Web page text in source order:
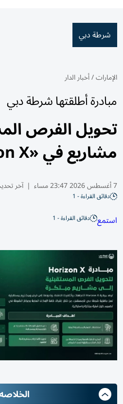
شرطة دبي
الإمارات/أخبار الدار
مبادرة أطلقتها شرطة دبي
تحويل الفرص
مشاريع في «Horizon X»
7 أغسطس 2026 23:47 مساء | آخر
دقائق القراءة - 1
استمع دقائق القراءة - 1